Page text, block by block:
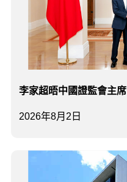
2026年8月2日
李家超晤中國證監會主席